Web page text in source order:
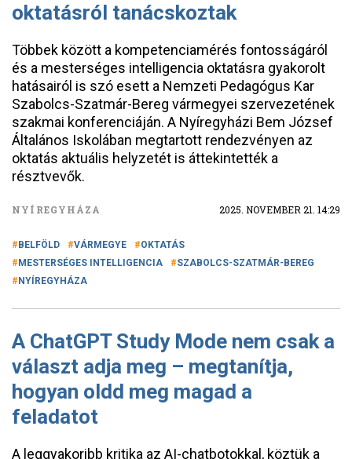
oktatásról tanácskoztak
Többek között a kompetenciamérés fontosságáról
és a mesterséges intelligencia oktatásra gyakorolt
hatásairól is szó esett a Nemzeti Pedagógus Kar
Szabolcs-Szatmár-Bereg vármegyei szervezetének
szakmai konferenciáján. A Nyíregyházi Bem József
Általános Iskolában megtartott rendezvényen az
oktatás aktuális helyzetét is áttekintették a
résztvevők.
NYÍREGYHÁZA 2025. NOVEMBER 21. 14:29
BELFÖLD VÁRMEGYE
OKTATÁS
MESTERSÉGES INTELLIGENCIA
SZABOLCS-SZATMÁR-BEREG
NYÍREGYHÁZA
A ChatGPT Study Mode nem csak a
választ adja meg – megtanítja,
hogyan oldd meg magad a
feladatot
A leggyakoribb kritika az AI-chatbotokkal, köztük a